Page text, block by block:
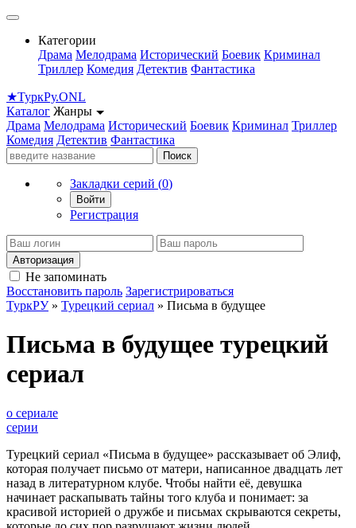
Категории
Драма Мелодрама Исторический Боевик Криминал
Триллер Комедия Детектив Фантастика
★ТуркРу.ONL
Каталог Жанры
Драма Мелодрама Исторический Боевик Криминал Триллер
Комедия Детектив Фантастика
Поиск
Закладки серий (0)
Войти
Регистрация
Авторизация
Не запоминать
Восстановить пароль Зарегистрироваться
ТуркРУ» Турецкий сериал » Письма в будущее
Письма в будущее турецкий
сериал
о сериале
серии
Турецкий сериал «Письма в будущее» рассказывает об Элиф,
которая получает письмо от матери, написанное двадцать лет
назад в литературном клубе. Чтобы найти её, девушка
начинает раскапывать тайны того клуба и понимает: за
красивой историей о дружбе и письмах скрываются секреты,